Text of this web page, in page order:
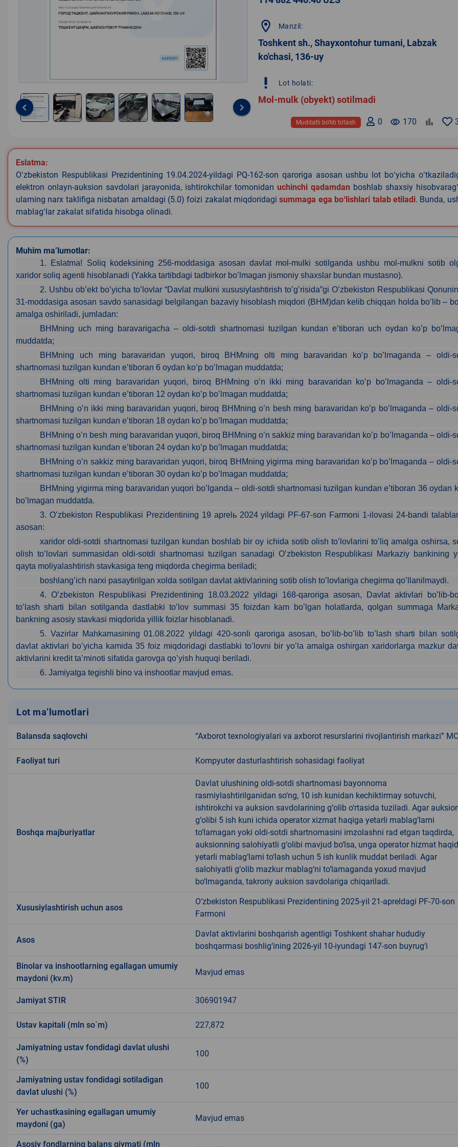
of
6
keyboard_arrow_left keyboard_arrow_right
location_on Manzil:
Toshkent sh., Shayxontohur tumani, Labzak
ko'chasi, 136-uy
priority_high Lot holati:
Mol-mulk (obyekt) sotilmadi
remove_red_eye 170
0
Muddatli bo‘lib to‘lash
Eslatma:
Oʻzbekiston Respublikasi Prezidentining 19.04.2024-yildagi PQ-162-son qaroriga asosan ushbu lot boʻyicha
elektron onlayn-auksion savdolari jarayonida, ishtirokchilar tomonidan uchinchi qadamdan boshlab shaxsiy
ularning narx taklifiga nisbatan amaldagi (5.0) foizi zakalat miqdoridagisummaga ega boʻlishlari talab etiladi. Bunda,
mablagʻlar zakalat sifatida hisobga olinadi.
Muhim ma’lumotlar:
1. Eslatma! Soliq kodeksining 256-moddasiga asosan davlat mol-mulki sotilganda ushbu mol-mulkni sotib
xaridor soliq agenti hisoblanadi (Yakka tartibdagi tadbirkor boʼlmagan jismoniy shaxslar bundan mustasno).
2. Ushbu obʼekt boʼyicha toʼlovlar “Davlat mulkini xususiylashtirish toʼgʼrisida”gi Oʼzbekiston Respublikasi
31-moddasiga asosan savdo sanasidagi belgilangan bazaviy hisoblash miqdori (BHM)dan kelib chiqqan holda boʼlib –
amalga oshiriladi, jumladan:
BHMning uch ming baravarigacha – oldi-sotdi shartnomasi tuzilgan kundan eʼtiboran uch oydan koʼp
muddatda;
BHMning uch ming baravaridan yuqori, biroq BHMning olti ming baravaridan koʼp boʼlmaganda – oldi-
shartnomasi tuzilgan kundan eʼtiboran 6 oydan koʼp boʼlmagan muddatda;
BHMning olti ming baravaridan yuqori, biroq BHMning oʼn ikki ming baravaridan koʼp boʼlmaganda – oldi-
shartnomasi tuzilgan kundan eʼtiboran 12 oydan koʼp boʼlmagan muddatda;
BHMning oʼn ikki ming baravaridan yuqori, biroq BHMning oʼn besh ming baravaridan koʼp boʼlmaganda – oldi-
shartnomasi tuzilgan kundan eʼtiboran 18 oydan koʼp boʼlmagan muddatda;
BHMning oʼn besh ming baravaridan yuqori, biroq BHMning oʼn sakkiz ming baravaridan koʼp boʼlmaganda – oldi-
shartnomasi tuzilgan kundan eʼtiboran 24 oydan koʼp boʼlmagan muddatda;
BHMning oʼn sakkiz ming baravaridan yuqori, biroq BHMning yigirma ming baravaridan koʼp boʼlmaganda – oldi-
shartnomasi tuzilgan kundan eʼtiboran 30 oydan koʼp boʼlmagan muddatda;
BHMning yigirma ming baravaridan yuqori boʼlganda – oldi-sotdi shartnomasi tuzilgan kundan eʼtiboran 36 oydan
boʼlmagan muddatda.
3. Oʼzbekiston Respublikasi Prezidentining 19 aprelь 2024 yildagi PF-67-son Farmoni 1-ilovasi 24-bandi
asosan:
xaridor oldi-sotdi shartnomasi tuzilgan kundan boshlab bir oy ichida sotib olish toʼlovlarini toʼliq amalga oshirsa,
olish toʼlovlari summasidan oldi-sotdi shartnomasi tuzilgan sanadagi Oʼzbekiston Respublikasi Markaziy bankining
qayta moliyalashtirish stavkasiga teng miqdorda chegirma beriladi;
boshlangʼich narxi pasaytirilgan xolda sotilgan davlat aktivlarining sotib olish toʼlovlariga chegirma qoʼllanilmaydi.
4. Oʼzbekiston Respublikasi Prezidentining 18.03.2022 yildagi 168-qaroriga asosan, Davlat aktivlari boʼlib-
toʼlash sharti bilan sotilganda dastlabki toʼlov summasi 35 foizdan kam boʼlgan holatlarda, qolgan summaga
bankning asosiy stavkasi miqdorida yillik foizlar hisoblanadi.
5. Vazirlar Mahkamasining 01.08.2022 yildagi 420-sonli qaroriga asosan, boʼlib-boʼlib toʼlash sharti bilan
davlat aktivlari boʼyicha kamida 35 foiz miqdoridagi dastlabki toʼlovni bir yoʼla amalga oshirgan xaridorlarga mazkur
aktivlarini kredit taʼminoti sifatida garovga qoʼyish huquqi beriladi.
6. Jamiyatga tegishli bino va inshootlar mavjud emas.
Lot ma’lumotlari
Balansda saqlovchi “Axborot texnologiyalari va axborot resurslarini rivojlantirish markazi”
Faoliyat turi Kompyuter dasturlashtirish sohasidagi faoliyat
Boshqa majburiyatlar
Davlat ulushining oldi-sotdi shartnomasi bayonnoma
rasmiylashtirilganidan so‘ng, 10 ish kunidan kechiktirmay sotuvchi,
ishtirokchi va auksion savdolarining g‘olib o‘rtasida tuziladi. Agar
g‘olibi 5 ish kuni ichida operator xizmat haqiga yetarli mablag‘larni
to‘lamagan yoki oldi-sotdi shartnomasini imzolashni rad etgan taqdirda,
auksionning salohiyatli g‘olibi mavjud bo‘lsa, unga operator hizmat
yetarli mablag‘larni to‘lash uchun 5 ish kunlik muddat beriladi. Agar
salohiyatli g‘olib mazkur mablag‘ni to‘lamaganda yoxud mavjud
bo‘lmaganda, takroriy auksion savdolariga chiqariladi.
Xususiylashtirish uchun asos
O‘zbekiston Respublikasi Prezidentining 2025-yil 21-apreldagi PF-70-son
Farmoni
Asos
Davlat aktivlarini boshqarish agentligi Toshkent shahar hududiy
boshqarmasi boshlig‘ining 2026-yil 10-iyundagi 147-son buyrug‘i
Binolar va inshootlarning egallagan umumiy
maydoni (kv.m)
Mavjud emas
Jamiyat STIR 306901947
Ustav kapitali (mln so`m) 227,872
Jamiyatning ustav fondidagi davlat ulushi
(%)
100
Jamiyatning ustav fondidagi sotiladigan
davlat ulushi (%)
100
Yer uchastkasining egallagan umumiy
maydoni (ga)
Mavjud emas
Asosiy fondlarning balans qiymati (mln